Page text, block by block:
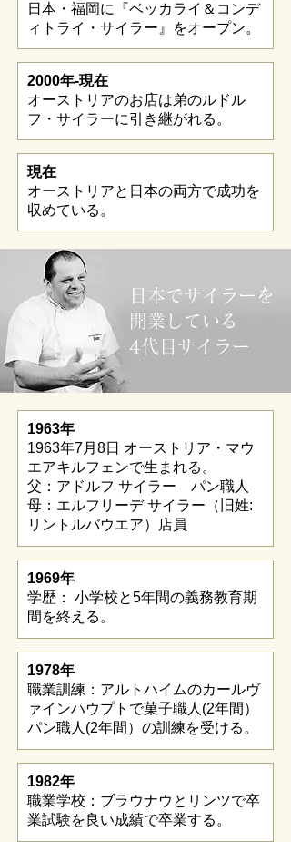
日本・福岡に『ベッカライ＆コンデ
ィトライ・サイラー』をオープン。
2000年-現在
オーストリアのお店は弟のルドル
フ・サイラーに引き継がれる。
現在
オーストリアと日本の両方で成功を
収めている。
日本でサイラーを
開業している
​4代目サイラー
1963年
1963年7月8日 オーストリア・マウ
エアキルフェンで生まれる。
父：アドルフ サイラー パン職人
母：エルフリーデ サイラー（旧姓:
リントルバウエア）店員
1969年
学歴： 小学校と5年間の義務教育期
間を終える。
1978年
職業訓練：アルトハイムのカールヴ
ァインハウプトで菓子職人(2年間）
パン職人(2年間）の訓練を受ける。
1982年
職業学校：ブラウナウとリンツで卒
業試験を良い成績で卒業する。